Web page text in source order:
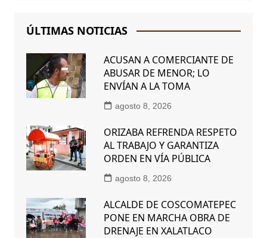
ÚLTIMAS NOTICIAS
ACUSAN A COMERCIANTE DE
ABUSAR DE MENOR; LO
ENVÍAN A LA TOMA
agosto 8, 2026
ORIZABA REFRENDA RESPETO
AL TRABAJO Y GARANTIZA
ORDEN EN VÍA PÚBLICA
agosto 8, 2026
ALCALDE DE COSCOMATEPEC
PONE EN MARCHA OBRA DE
DRENAJE EN XALATLACO